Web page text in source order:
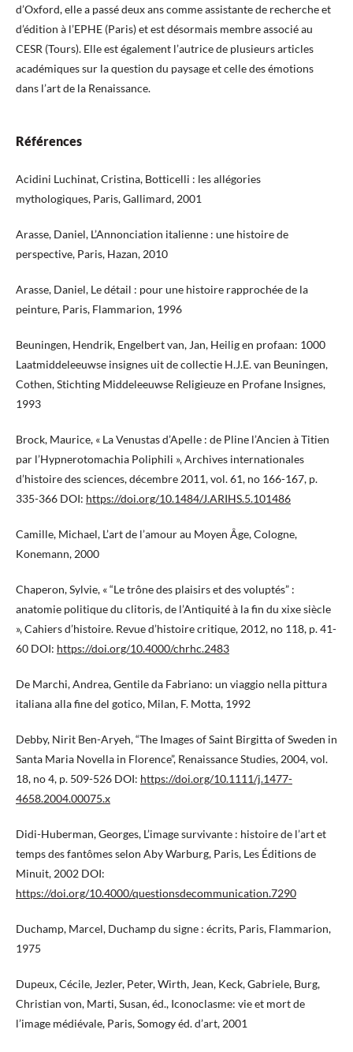
d’Oxford, elle a passé deux ans comme assistante de recherche et
d’édition à l’EPHE (Paris) et est désormais membre associé au
CESR (Tours). Elle est également l’autrice de plusieurs articles
académiques sur la question du paysage et celle des émotions
dans l’art de la Renaissance.
Références
Acidini Luchinat, Cristina, Botticelli : les allégories
mythologiques, Paris, Gallimard, 2001
Arasse, Daniel, L’Annonciation italienne : une histoire de
perspective, Paris, Hazan, 2010
Arasse, Daniel, Le détail : pour une histoire rapprochée de la
peinture, Paris, Flammarion, 1996
Beuningen, Hendrik, Engelbert van, Jan, Heilig en profaan: 1000
Laatmiddeleeuwse insignes uit de collectie H.J.E. van Beuningen,
Cothen, Stichting Middeleeuwse Religieuze en Profane Insignes,
1993
Brock, Maurice, « La Venustas d’Apelle : de Pline l’Ancien à Titien
par l’Hypnerotomachia Poliphili », Archives internationales
d’histoire des sciences, décembre 2011, vol. 61, no 166-167, p.
335-366 DOI: https://doi.org/10.1484/J.ARIHS.5.101486
Camille, Michael, L’art de l’amour au Moyen Âge, Cologne,
Konemann, 2000
Chaperon, Sylvie, « “Le trône des plaisirs et des voluptés” :
anatomie politique du clitoris, de l’Antiquité à la fin du xixe siècle
», Cahiers d’histoire. Revue d’histoire critique, 2012, no 118, p. 41-
60 DOI: https://doi.org/10.4000/chrhc.2483
De Marchi, Andrea, Gentile da Fabriano: un viaggio nella pittura
italiana alla fine del gotico, Milan, F. Motta, 1992
Debby, Nirit Ben-Aryeh, “The Images of Saint Birgitta of Sweden in
Santa Maria Novella in Florence”, Renaissance Studies, 2004, vol.
18, no 4, p. 509-526 DOI: https://doi.org/10.1111/j.1477-
4658.2004.00075.x
Didi-Huberman, Georges, L’image survivante : histoire de l’art et
temps des fantômes selon Aby Warburg, Paris, Les Éditions de
Minuit, 2002 DOI:
https://doi.org/10.4000/questionsdecommunication.7290
Duchamp, Marcel, Duchamp du signe : écrits, Paris, Flammarion,
1975
Dupeux, Cécile, Jezler, Peter, Wirth, Jean, Keck, Gabriele, Burg,
Christian von, Marti, Susan, éd., Iconoclasme: vie et mort de
l’image médiévale, Paris, Somogy éd. d’art, 2001